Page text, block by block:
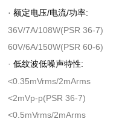
·额定电压/电流/功率:
36V/7A/108W(PSR 36-7)
60V/6A/150W(PSR 60-6)
·低纹波低噪声特性:
<0.35mVrms/2mArms
<2mVp-p(PSR 36-7)
<0.5mVrms/2mArms